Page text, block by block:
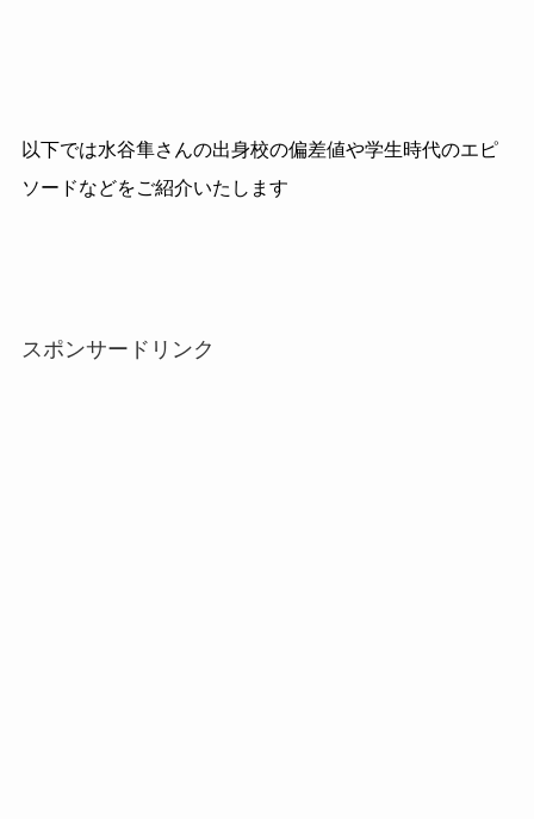
以下では水谷隼さんの出身校の偏差値や学生時代のエピ
ソードなどをご紹介いたします
スポンサードリンク